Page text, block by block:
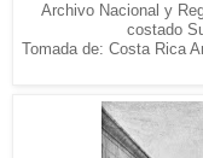
Archivo Nacional y
costado
Tomada de: Costa Rica